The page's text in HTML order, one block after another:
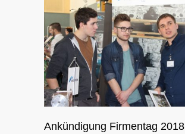
Ankündigung Firmentag 2018